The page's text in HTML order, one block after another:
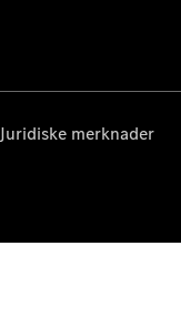
Juridiske merknader